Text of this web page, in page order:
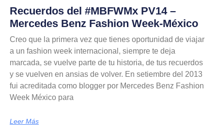
Recuerdos del #MBFWMx PV14 –
Mercedes Benz Fashion Week-México
Creo que la primera vez que tienes oportunidad de viajar
a un fashion week internacional, siempre te deja
marcada, se vuelve parte de tu historia, de tus recuerdos
y se vuelven en ansias de volver. En setiembre del 2013
fui acreditada como blogger por Mercedes Benz Fashion
Week México para
Leer Más